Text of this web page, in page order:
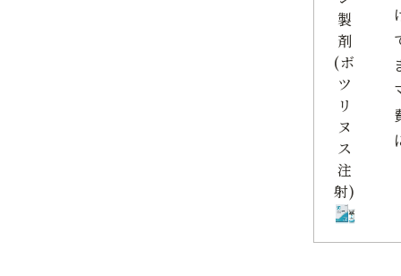
製
剤
(ボ
ツ
リ
ヌ
ス
注
射)